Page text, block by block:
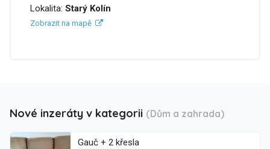
Lokalita: Starý Kolín
Zobrazit na mapě
Nové inzeráty v kategorii (Dům a zahrada)
Gauč + 2 křesla